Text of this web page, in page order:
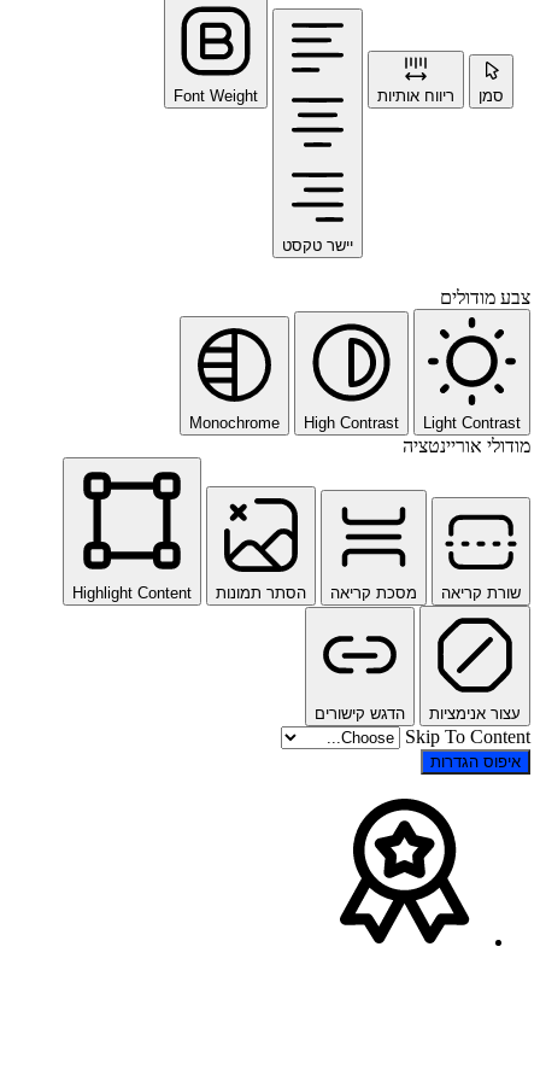
סמן ריווח אותיות
יישר טקסט
Font Weight
צבע מודולים
Light Contrast
High Contrast
Monochrome
מודולי אוריינטציה
שורת קריאה מסכת קריאה הסתר תמונות Highlight Content
עצור אנימציות הדגש קישורים
Skip To Content
איפוס הגדרות